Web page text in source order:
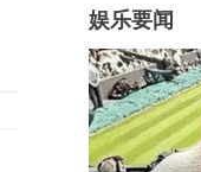
娱乐要闻